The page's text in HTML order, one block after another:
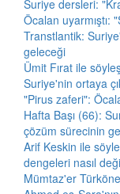
Suriye dersleri:
Öcalan uyarmıştı:
Transtlantik:
geleceği
Ümit Fırat ile
Suriye'nin ortaya
"Pirus zaferi":
Hafta Başı (66):
çözüm sürecinin
Arif Keskin ile
dengeleri nasıl
Mümtaz'er